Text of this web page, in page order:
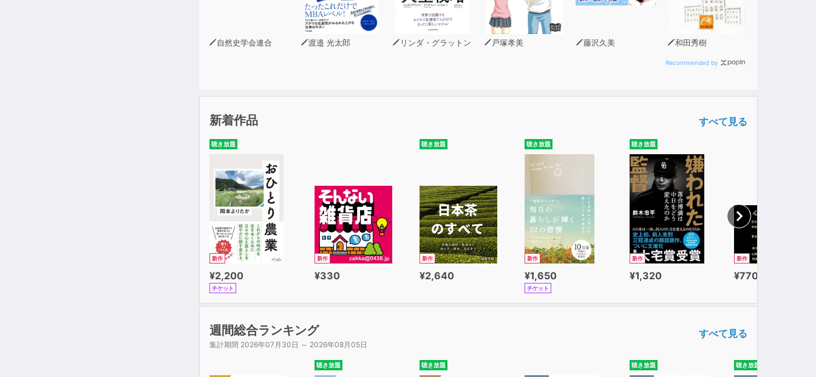
自然史学会連合 渡邉 光太郎 リンダ・グラットン 戸塚孝美 藤沢久美 和田秀樹
Recommended by
新着作品 すべて見る
聴き放題
新作
¥2,200
チケット
新作
¥330
聴き放題
新作
¥2,640
聴き放題
新作
¥1,650
チケット
聴き放題
新作
¥1,320
新作
¥770
週間総合ランキング
集計期間 2026年07月30日 ～ 2026年08月05日
すべて見る
聴き放題 聴き放題 聴き放題 聴き放題